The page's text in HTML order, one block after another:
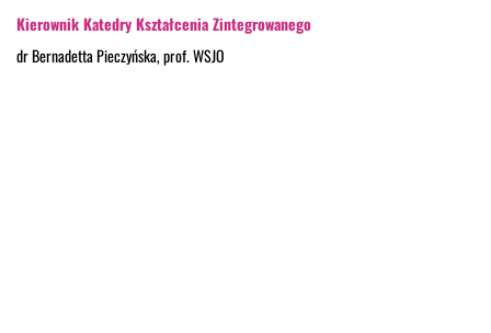
Kierownik Katedry Kształcenia Zintegrowanego
dr Bernadetta Pieczyńska, prof. WSJO